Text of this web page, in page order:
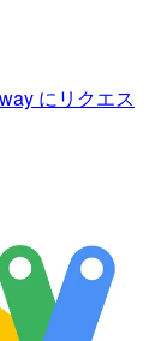
にリクエス